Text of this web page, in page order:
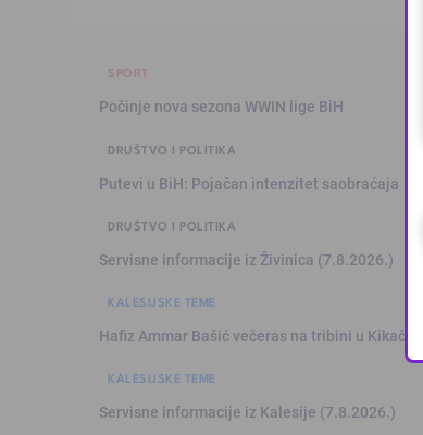
SPORT
Počinje nova sezona WWIN lige BiH
DRUŠTVO I POLITIKA
Putevi u BiH: Pojačan intenzitet saobraćaja
DRUŠTVO I POLITIKA
Servisne informacije iz Živinica (7.8.2026.)
KALESIJSKE TEME
Hafiz Ammar Bašić večeras na tribini u Kikačima
KALESIJSKE TEME
Servisne informacije iz Kalesije (7.8.2026.)